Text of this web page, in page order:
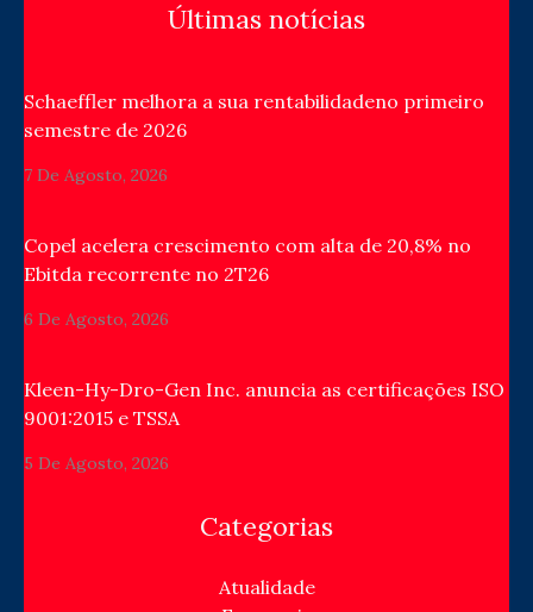
Últimas notícias
Schaeffler melhora a sua rentabilidadeno primeiro
semestre de 2026
7 De Agosto, 2026
Copel acelera crescimento com alta de 20,8% no
Ebitda recorrente no 2T26
6 De Agosto, 2026
Kleen-Hy-Dro-Gen Inc. anuncia as certificações ISO
9001:2015 e TSSA
5 De Agosto, 2026
Categorias
Atualidade